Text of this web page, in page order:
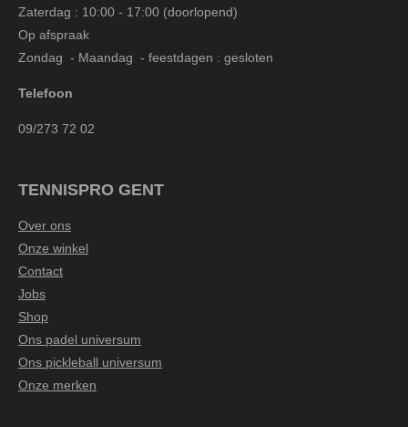
Zaterdag : 10:00 - 17:00 (doorlopend)
Op afspraak
Zondag - Maandag - feestdagen : gesloten
Telefoon
09/273 72 02
TENNISPRO GENT
Over ons
Onze winkel
Contact
Jobs
Shop
Ons padel universum
Ons pickleball universum
Onze merken